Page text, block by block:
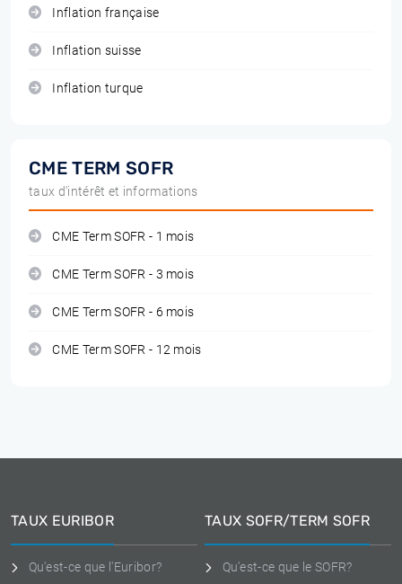
Inflation française
Inflation suisse
Inflation turque
CME TERM SOFR
taux d'intérêt et informations
CME Term SOFR - 1 mois
CME Term SOFR - 3 mois
CME Term SOFR - 6 mois
CME Term SOFR - 12 mois
TAUX EURIBOR
Qu'est-ce que l'Euribor?
TAUX SOFR/TERM SOFR
Qu'est-ce que le SOFR?